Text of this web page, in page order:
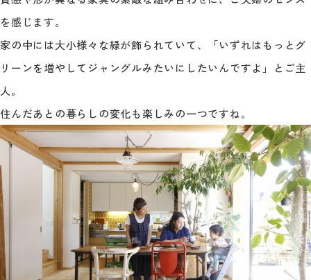
を感じます。
家の中には大小様々な緑が飾られていて、「いずれはもっとグ
リーンを増やしてジャングルみたいにしたいんですよ」とご主
人。
住んだあとの暮らしの変化も楽しみの一つですね。